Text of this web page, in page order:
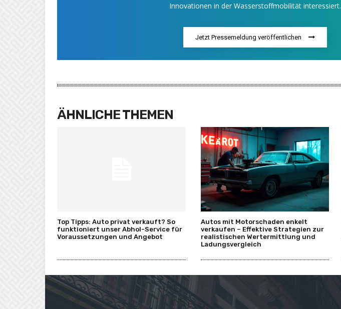
Innovationen in der Wasserstoffmobilität interessiert.
Jetzt Pressemeldung veröffentlichen
ÄHNLICHE THEMEN
Top Tipps: Auto privat verkauft? So
funktioniert unser Abhol-Service für
Voraussetzungen und Angebot
Autos mit Motorschaden enkelt
verkaufen – Effektive Strategien zur
realistischen Wertermittlung und
Ladungsvergleich